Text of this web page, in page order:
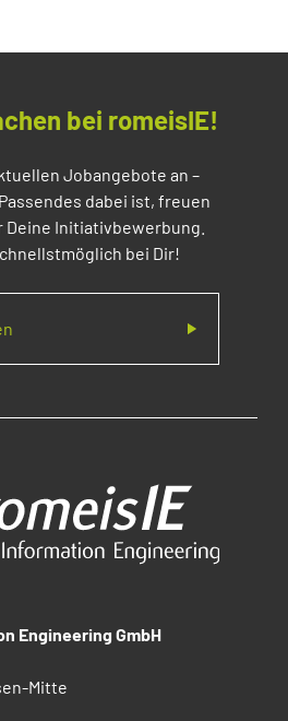
bei romeisIE!
Jobangebote an –
dabei ist, freuen
Deine Initiativbewerbung.
bei Dir!
Engineering GmbH
Mitte